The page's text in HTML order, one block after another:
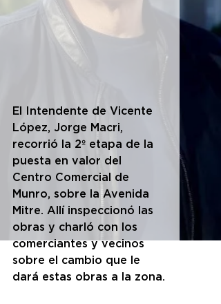
El Intendente de Vicente
López, Jorge Macri,
recorrió la 2º etapa de la
puesta en valor del
Centro Comercial de
Munro, sobre la Avenida
Mitre. Allí inspeccionó las
obras y charló con los
comerciantes y vecinos
sobre el cambio que le
dará estas obras a la zona.